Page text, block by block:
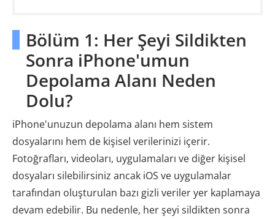
Bölüm 1: Her Şeyi Sildikten
Sonra iPhone'umun
Depolama Alanı Neden
Dolu?
iPhone'unuzun depolama alanı hem sistem
dosyalarını hem de kişisel verilerinizi içerir.
Fotoğrafları, videoları, uygulamaları ve diğer kişisel
dosyaları silebilirsiniz ancak iOS ve uygulamalar
tarafından oluşturulan bazı gizli veriler yer kaplamaya
devam edebilir. Bu nedenle, her şeyi sildikten sonra